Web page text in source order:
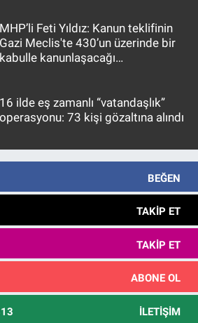
MHP’li Feti Yıldız: Kanun teklifinin
Gazi Meclis'te 430’un üzerinde bir
kabulle kanunlaşacağı
16 ilde eş zamanlı “vatandaşlık”
operasyonu: 73 kişi gözaltına alındı
BEĞEN
TAKIP ET
TAKIP ET
ABONE OL
İLETIŞIM